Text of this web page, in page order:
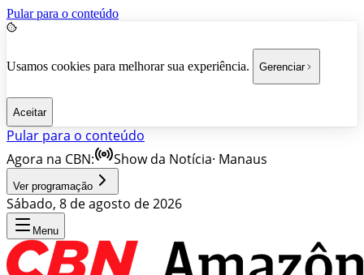
Pular para o conteúdo
Usamos cookies para melhorar sua experiência. Gerenciar
Aceitar
Pular para o conteúdo
Agora na CBN:
Show da Notícia· Manaus
Ver programação
Sábado, 8 de agosto de 2026
Menu